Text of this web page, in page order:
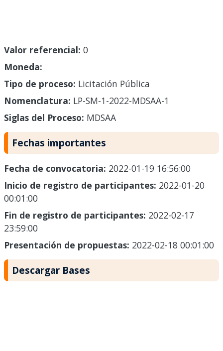
Valor referencial: 0
Moneda:
Tipo de proceso: Licitación Pública
Nomenclatura: LP-SM-1-2022-MDSAA-1
Siglas del Proceso: MDSAA
Fechas importantes
Fecha de convocatoria: 2022-01-19 16:56:00
Inicio de registro de participantes: 2022-01-20
00:01:00
Fin de registro de participantes: 2022-02-17
23:59:00
Presentación de propuestas: 2022-02-18 00:01:00
Descargar Bases